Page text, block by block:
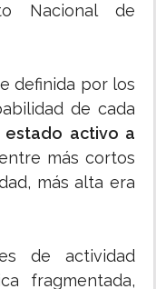
Nacional de
definida por los
de cada
estado activo a
más cortos
más alta era
de actividad
fragmentada,